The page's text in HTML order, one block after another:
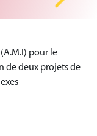
pour le
de deux projets de